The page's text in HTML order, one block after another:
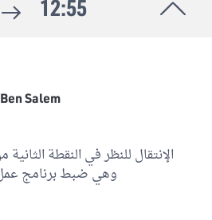
12:55
الإنتقال للنظر في النقطة
وهي ضبط برنامج عمل
Salem